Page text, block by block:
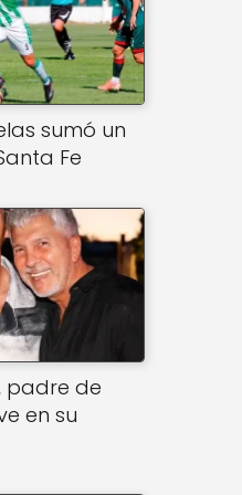
sumó un
Fe
padre de
en su